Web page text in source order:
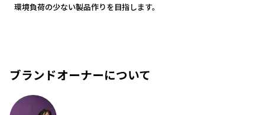
環境負荷の少ない製品作りを目指します。
ブランドオーナーについて